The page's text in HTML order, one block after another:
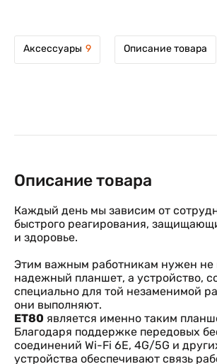
Аксессуары 9 Описание товара
Описание товара
Каждый день мы зависим от
быстрого реагирования,
и здоровье.
Этим важным работникам нужен не
надежный планшет, а устройство,
специально для той незаменимой
они выполняют.
ET80 является именно таким
Благодаря поддержке передовых
соединений Wi-Fi 6E, 4G/5G и
устройства обеспечивают связь